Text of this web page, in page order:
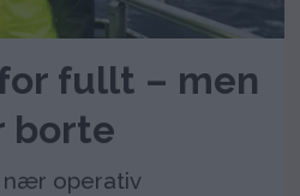
fullt – men
borte
nær operativ